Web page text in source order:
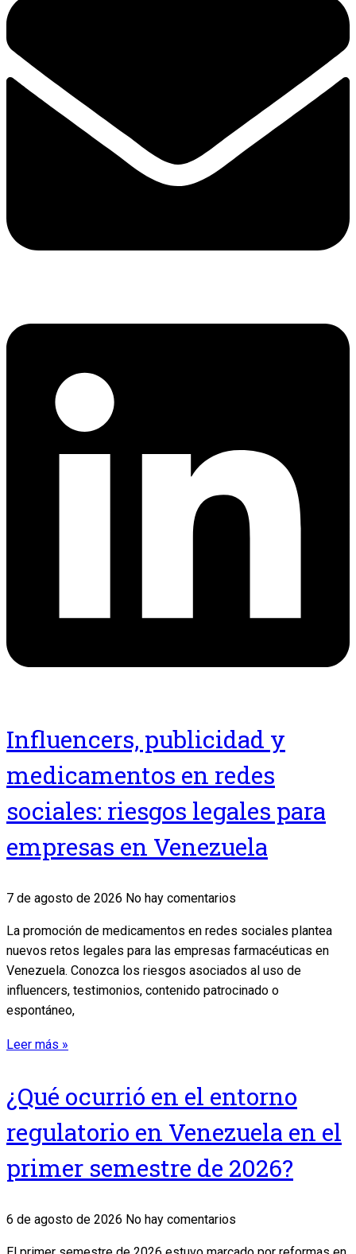
Influencers, publicidad y
medicamentos en redes
sociales: riesgos legales para
empresas en Venezuela
7 de agosto de 2026 No hay comentarios
La promoción de medicamentos en redes sociales plantea
nuevos retos legales para las empresas farmacéuticas en
Venezuela. Conozca los riesgos asociados al uso de
influencers, testimonios, contenido patrocinado o
espontáneo,
Leer más »
¿Qué ocurrió en el entorno
regulatorio en Venezuela en el
primer semestre de 2026?
6 de agosto de 2026 No hay comentarios